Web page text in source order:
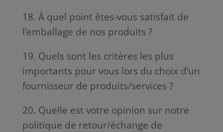
18. À quel point êtes-vous satisfait de
l’emballage de nos produits ?
19. Quels sont les critères les plus
importants pour vous lors du choix d’un
fournisseur de produits/services ?
20. Quelle est votre opinion sur notre
politique de retour/échange de